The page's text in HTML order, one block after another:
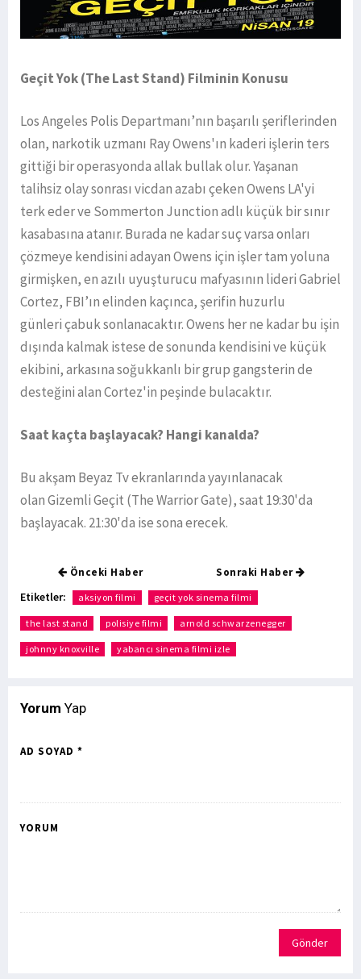
Geçit Yok (The Last Stand) Filminin Konusu
Los Angeles Polis Departmanı’nın başarılı şeriflerinden
olan, narkotik uzmanı Ray Owens'ın kaderi işlerin ters
gittiği bir operasyonda allak bullak olur. Yaşanan
talihsiz olay sonrası vicdan azabı çeken Owens LA'yi
terk eder ve Sommerton Junction adlı küçük bir sınır
kasabasına atanır. Burada ne kadar suç varsa onları
çözmeye kendisini adayan Owens için işler tam yoluna
girmişken, en azılı uyuşturucu mafyasının lideri Gabriel
Cortez, FBI’ın elinden kaçınca, şerifin huzurlu
günleri çabuk sonlanacaktır. Owens her ne kadar bu işin
dışında kalmak istese de sonunda kendisini ve küçük
ekibini, arkasına soğukkanlı bir grup gangsterin de
desteğini alan Cortez'in peşinde bulacaktır.
Saat kaçta başlayacak? Hangi kanalda?
Bu akşam Beyaz Tv ekranlarında yayınlanacak
olan Gizemli Geçit (The Warrior Gate), saat 19:30'da
başlayacak. 21:30'da ise sona erecek.
Önceki Haber Sonraki Haber
Etiketler: aksiyon filmi geçit yok sinema filmi
the last stand polisiye filmi arnold schwarzenegger
johnny knoxville yabancı sinema filmi izle
Yorum Yap
AD SOYAD *
YORUM
Gönder